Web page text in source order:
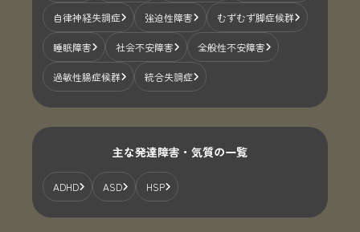
自律神経失調症 強迫性障害 むずむず脚症候群
睡眠障害 社会不安障害 全般性不安障害
過敏性腸症候群 統合失調症
主な発達障害・気質の一覧
ADHD ASD HSP